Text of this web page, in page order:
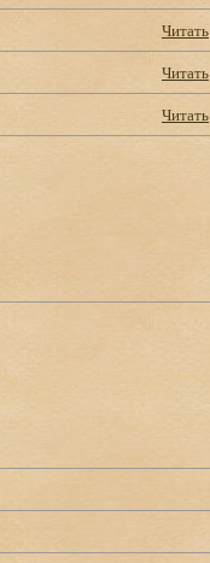
Читать
Читать
Читать